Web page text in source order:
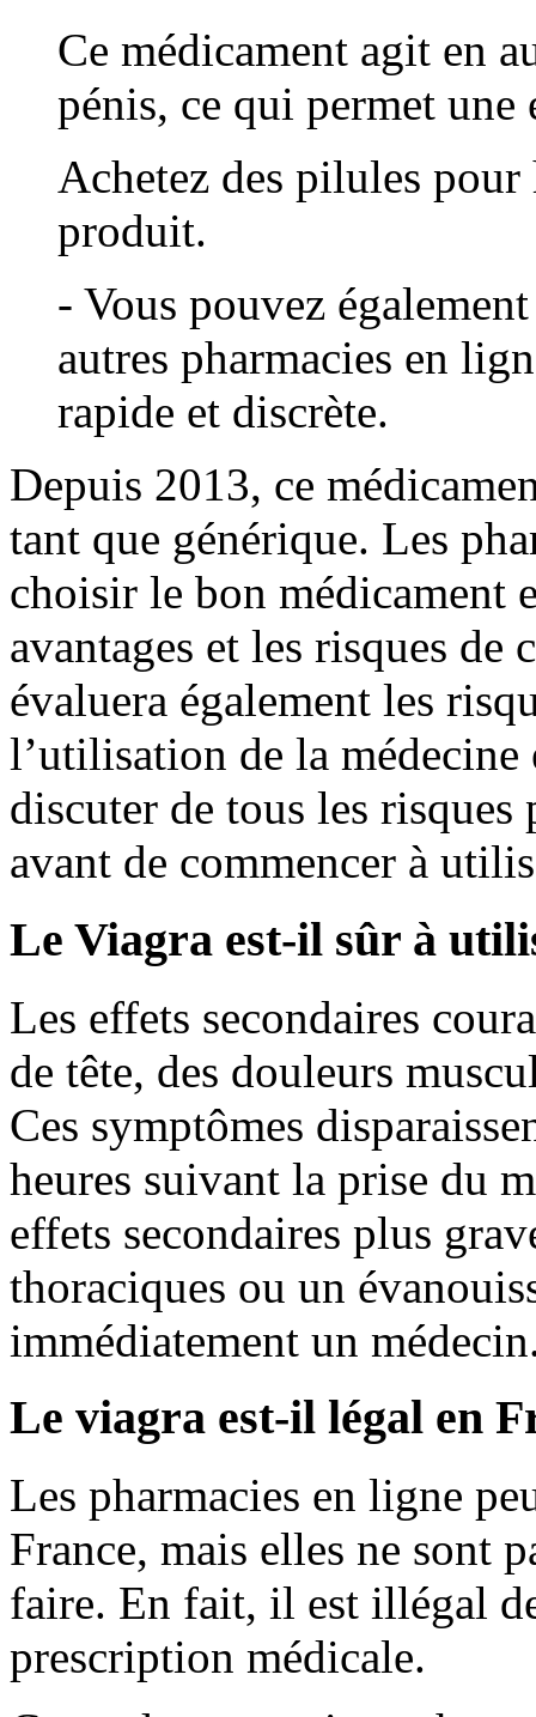
Ce médicament agit en
pénis, ce qui permet
Achetez des pilules
produit.
- Vous pouvez
autres pharmacies en
rapide et discrète.
Depuis 2013, ce
tant que générique. Les
choisir le bon médicament
avantages et les risques
évaluera également les
l’utilisation de la
discuter de tous les
avant de commencer à
Le Viagra est-il sûr à
Les effets secondaires
de tête, des douleurs
Ces symptômes
heures suivant la prise du
effets secondaires plus
thoraciques ou un
immédiatement un
Le viagra est-il légal en
Les pharmacies en ligne
France, mais elles ne sont
faire. En fait, il est illégal
prescription médicale.